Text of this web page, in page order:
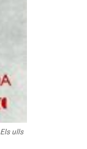
Els ulls